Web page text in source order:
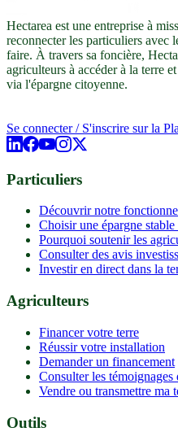
Hectarea est une entreprise à
reconnecter les particuliers avec
faire. À travers sa foncière,
agriculteurs à accéder à la terre
via l'épargne citoyenne.
Se connecter / S'inscrire sur la
Particuliers
Découvrir notre
Choisir une épargne
Pourquoi soutenir les
Consulter des avis
Investir en direct dans la
Agriculteurs
Financer votre terre
Réussir votre installation
Demander un financement
Consulter les témoignages
Vendre ou transmettre ma
Outils